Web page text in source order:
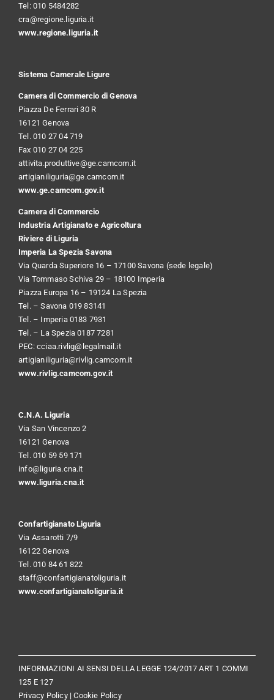
Tel: 010 5484282
cra@regione.liguria.it
www.regione.liguria.it
Sistema Camerale Ligure
Camera di Commercio di Genova
Piazza De Ferrari 30 R
16121 Genova
Tel. 010 27 04 719
Fax 010 27 04 225
attivita.produttive@ge.camcom.it
artigianiliguria@ge.camcom.it
www.ge.camcom.gov.it
Camera di Commercio
Industria Artigianato e Agricoltura
Riviere di Liguria
Imperia La Spezia Savona
Via Quarda Superiore 16 – 17100 Savona (sede legale)
Via Tommaso Schiva 29 – 18100 Imperia
Piazza Europa 16 – 19124 La Spezia
Tel. – Savona 019 83141
Tel. – Imperia 0183 7931
Tel. – La Spezia 0187 7281
PEC: cciaa.rivlig@legalmail.it
artigianiliguria@rivlig.camcom.it
www.rivlig.camcom.gov.it
C.N.A. Liguria
Via San Vincenzo 2
16121 Genova
Tel. 010 59 59 171
info@liguria.cna.it
www.liguria.cna.it
Confartigianato Liguria
Via Assarotti 7/9
16122 Genova
Tel. 010 84 61 822
staff@confartigianatoliguria.it
www.confartigianatoliguria.it
INFORMAZIONI AI SENSI DELLA LEGGE 124/2017 ART 1 COMMI
125 E 127
Privacy Policy|Cookie Policy